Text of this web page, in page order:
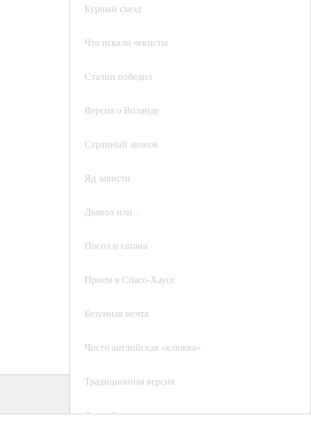
Бурный съезд
Что искали чекисты
Сталин победил
Версия о Воланде
Странный звонок
Яд зависти
Дьявол или…
Посол и сатана
Прием в Спасо-Хаусе
Безумная мечта
Чисто английская «клюква»
Традиционная версия
Английская сенсация